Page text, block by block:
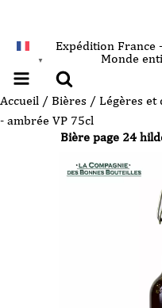
▼
Expédition France
Monde
Accueil / Bières / Légères et
- ambrée VP 75cl
Bière page 24